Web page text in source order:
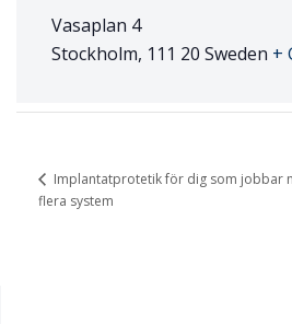
Vasaplan 4
Stockholm, 111 20 Sweden +
Implantatprotetik för dig som jobbar
flera system